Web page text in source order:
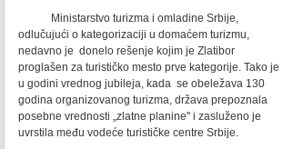
Ministarstvo turizma i omladine Srbije,
odlučujući o kategorizaciji u domaćem turizmu,
nedavno je donelo rešenje kojim je Zlatibor
proglašen za turističko mesto prve kategorije. Tako je
u godini vrednog jubileja, kada se obeležava 130
godina organizovanog turizma, država prepoznala
posebne vrednosti „zlatne planine'' i zasluženo je
uvrstila među vodeće turističke centre Srbije.